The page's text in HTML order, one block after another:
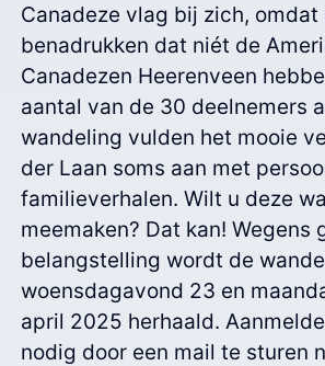
Canadeze vlag bij zich, omdat
benadrukken dat niét de
Canadezen Heerenveen
aantal van de 30 deelnemers
wandeling vulden het mooie
der Laan soms aan met
familieverhalen. Wilt u deze
meemaken? Dat kan! Wegens
belangstelling wordt de
woensdagavond 23 en
april 2025 herhaald.
nodig door een mail te sturen